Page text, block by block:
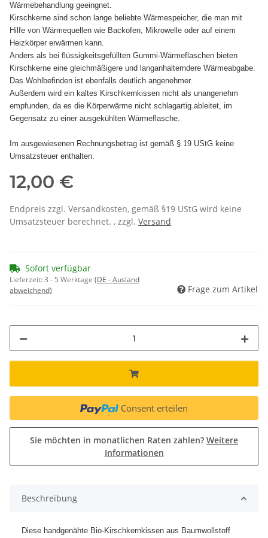
Wärmebehandlung geeingnet.
Kirschkerne sind schon lange beliebte Wärmespeicher, die man mit
Hilfe von Wärmequellen wie Backofen, Mikrowelle oder auf einem
Heizkörper erwärmen kann.
Anders als bei flüssigkeitsgefüllten Gummi-Wärmeflaschen bieten
Kirschkerne eine gleichmäßigere und langanhalterndere Wärmeabgabe.
Das Wohlbefinden ist ebenfalls deutlich angenehmer.
Außerdem wird ein kaltes Kirschkernkissen nicht als unangenehm
empfunden, da es die Körperwärme nicht schlagartig ableitet, im
Gegensatz zu einer ausgekühlten Wärmeflasche.
Im ausgewiesenen Rechnungsbetrag ist gemäß § 19 UStG keine
Umsatzsteuer enthalten.
12,00 €
Endpreis zzgl. Versandkosten, gemäß §19 UStG wird keine
Umsatzsteuer berechnet. , zzgl. Versand
Sofort verfügbar
Lieferzeit:3 - 5 Werktage (DE - Ausland
abweichend)
Frage zum Artikel
Consent erteilen
Sie möchten in monatlichen Raten zahlen? Weitere
Informationen
Beschreibung
Diese handgenähte Bio-Kirschkernkissen aus Baumwollstoff